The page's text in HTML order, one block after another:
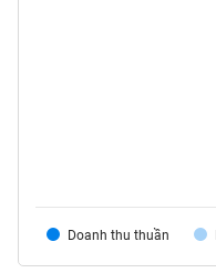
Doanh thu thuần